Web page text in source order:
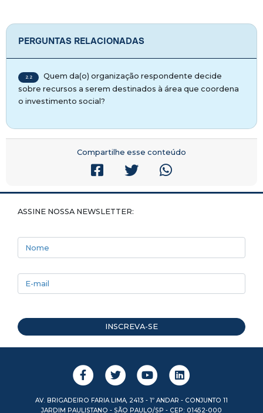
PERGUNTAS RELACIONADAS
2.2
Quem da(o) organização respondente decide
sobre recursos a serem destinados à área que coordena
o investimento social?
Compartilhe esse conteúdo
ASSINE NOSSA NEWSLETTER:
INSCREVA-SE
AV. BRIGADEIRO FARIA LIMA, 2413 - 1º ANDAR - CONJUNTO 11
JARDIM PAULISTANO - SÃO PAULO/SP - CEP: 01452-000